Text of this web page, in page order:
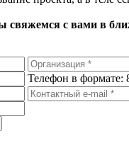
свяжемся с вами в
Телефон в формате: